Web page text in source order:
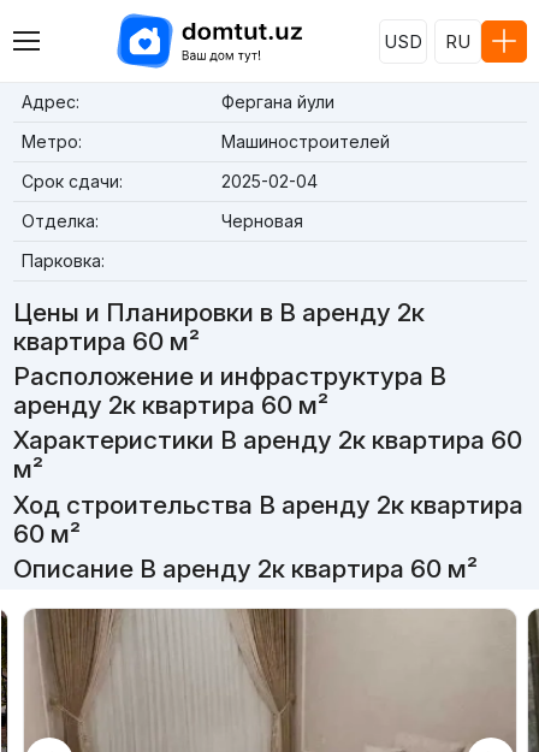
USD RU
Адрес:
Фергана йули
Метро:
Машиностроителей
Срок сдачи:
2025-02-04
Отделка:
Черновая
Парковка:
Цены и Планировки в В аренду 2к
квартира 60 м²
Расположение и инфраструктура В
аренду 2к квартира 60 м²
Характеристики В аренду 2к квартира 60
м²
Ход строительства В аренду 2к квартира
60 м²
Описание В аренду 2к квартира 60 м²